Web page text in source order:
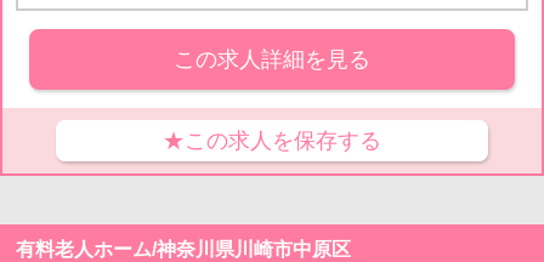
この求人詳細を見る
★この求人を保存する
有料老人ホーム/神奈川県川崎市中原区